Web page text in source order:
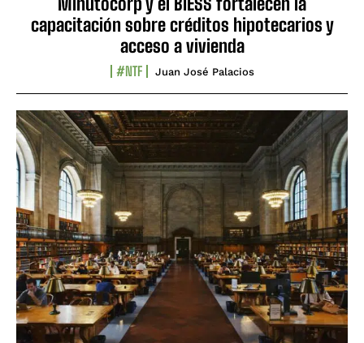
capacitación sobre créditos hipotecarios y
acceso a vivienda
#NTF Juan José Palacios